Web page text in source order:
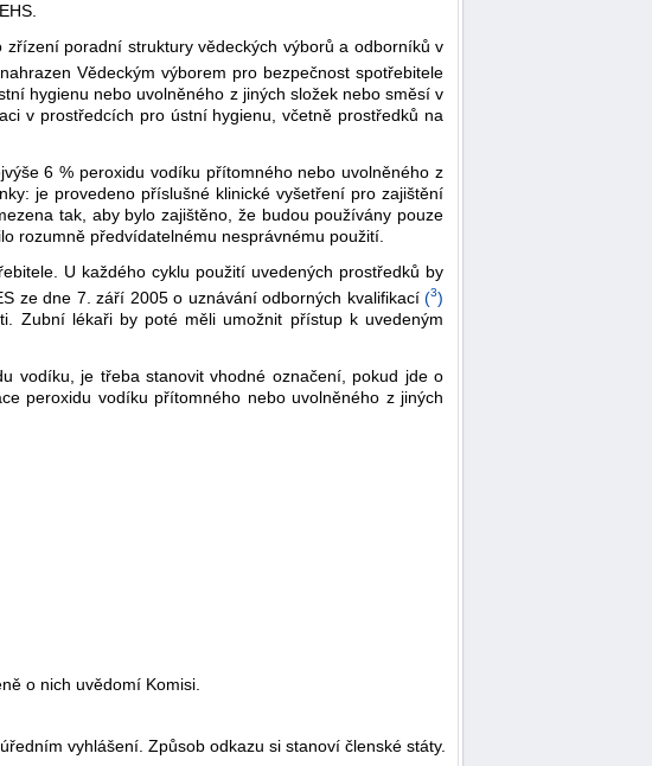
poradní struktury vědeckých výborů a odborníků v
nahrazen Vědeckým výborem pro bezpečnost spotřebitele
hygienu nebo uvolněného z jiných složek nebo směsí v
v prostředcích pro ústní hygienu, včetně prostředků na
6 % peroxidu vodíku přítomného nebo uvolněného z
je provedeno příslušné klinické vyšetření pro zajištění
tak, aby bylo zajištěno, že budou používány pouze
rozumně předvídatelnému nesprávnému použití.
U každého cyklu použití uvedených prostředků by
ze dne 7. září 2005 o uznávání odborných kvalifikací(3)
Zubní lékaři by poté měli umožnit přístup k uvedeným
vodíku, je třeba stanovit vhodné označení, pokud jde o
peroxidu vodíku přítomného nebo uvolněného z jiných
o nich uvědomí Komisi.
vyhlášení. Způsob odkazu si stanoví členské státy.